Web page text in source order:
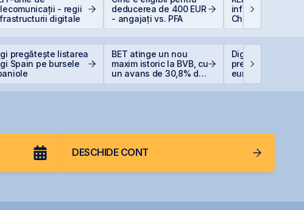
- regii
digitale
deducerea de 400 EUR
- angajați vs. PFA
infrastructură din
China - să
la cel ce
pregătește listarea
Spain pe bursele
BET atinge un nou
maxim istoric la BVB, cu
un avans de 30,8% de
Digi Spain
prețul IPO la 5,60
euro/acțiune
DESCHIDE CONT